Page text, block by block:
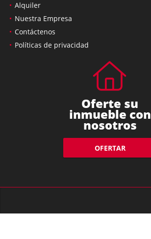
Alquiler
Nuestra Empresa
Contáctenos
Políticas de privacidad
Oferte su
inmueble con
nosotros
OFERTAR